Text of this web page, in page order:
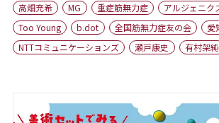
出版物
会社概要
高畑充希 MG 重症筋無力症
アルジェニク
Too Young
b.dot 全国筋無力症友の会
愛
NTTコミュニケーションズ
瀬戸康史
有村架純